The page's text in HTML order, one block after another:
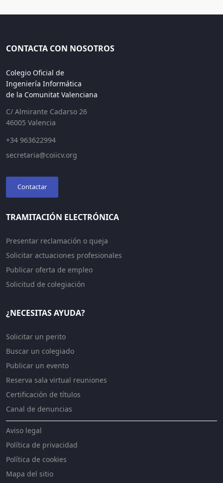
CONTACTA CON NOSOTROS
Colegio Oficial de
Ingeniería Informática
de la Comunitat Valenciana
C/ Almirante Cadarso 26
46005 Valencia
+34 963622994
secretaria@coiicv.org
Contactar
TRAMITACIÓN ELECTRÓNICA
Presentar reclamación o queja
Solicitar actuaciones profesionales
Publicar oferta de empleo
Solicitud de colegiación
¿NECESITAS AYUDA?
Solicitar un perito
Buscar un colegiado
Publicar un evento
Reserva sala virtual reuniones
Certificación de títulos
Canal de denuncias
Aviso legal
Política de privacidad
Política de cookies
Mapa del sitio